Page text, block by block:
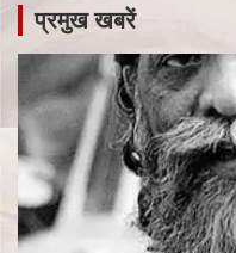
प्रमुख खबरें